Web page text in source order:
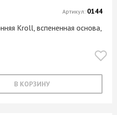
Kroll, вспененная основа,
В КОРЗИНУ
Артикул: 0144